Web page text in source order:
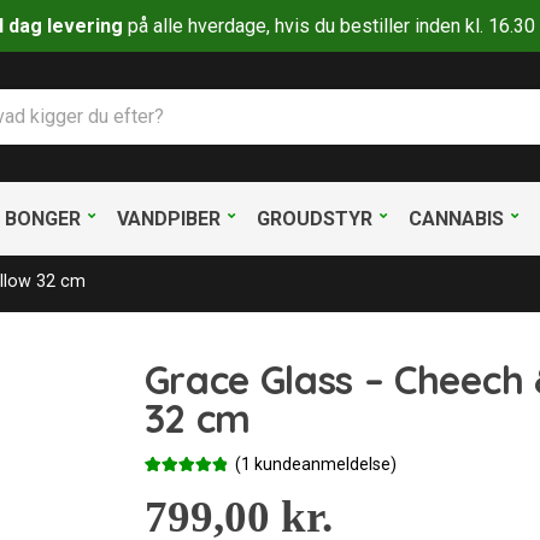
dag levering på alle hverdage, hvis du bestiller inden kl. 16.30
BONGER VANDPIBER GROUDSTYR CANNABIS
32 cm
Grace Glass –
32 cm
som5.00
ud af 5
baseret på
(1 kundeanmeldelse)
799,00 kr.